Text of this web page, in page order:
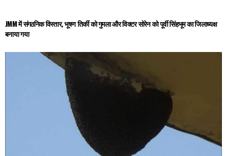
JMM में संगठनिक विस्तार, भूषण तिर्की को गुमला और विक्टर सोरेन को पूर्वी सिंहभूम का जिलाध्यक्ष
बनाया गया